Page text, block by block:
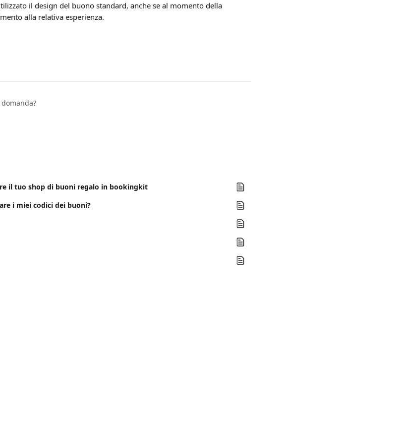
il design del buono standard, anche se al momento della
alla relativa esperienza.
il tuo shop di buoni regalo in bookingkit
i miei codici dei buoni?